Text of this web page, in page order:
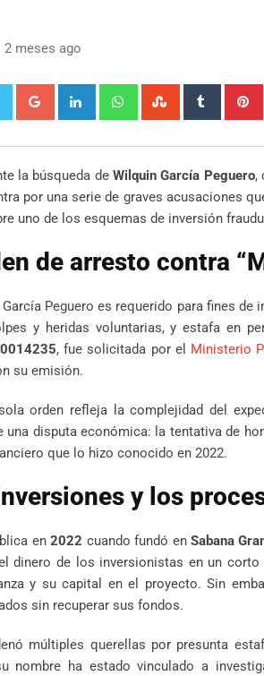
2 meses ago
Google+ LinkedIn WhatsappStumbleUpon
Tumblr
la búsqueda de Wilquin García Peguero,
por una serie de graves acusaciones
uno de los esquemas de inversión
de arresto contra
Peguero es requerido para fines de
y heridas voluntarias, y estafa en
, fue solicitada por el Ministerio
su emisión.
orden refleja la complejidad del
disputa económica: la tentativa de
que lo hizo conocido en 2022.
y los
en2022 cuando fundó enSabana
dinero de los inversionistas en un
y su capital en el proyecto. Sin
sin recuperar sus fondos.
múltiples querellas por presunta
nombre ha estado vinculado a